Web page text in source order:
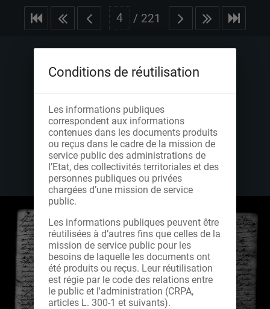
/ 221
Conditions de réutilisation
Les informations publiques
correspondent aux informations
contenues dans les documents produits
ou reçus dans le cadre de la mission de
service public des administrations de
l’Etat, des collectivités territoriales et des
personnes publiques ou privées
chargées d’une mission de service
public.
Les informations publiques peuvent être
réutilisées à d’autres fins que celles de la
mission de service public pour les
besoins de laquelle les documents ont
été produits ou reçus. Leur réutilisation
est régie par le code des relations entre
le public et l'administration (CRPA,
articles L. 300-1 et suivants).